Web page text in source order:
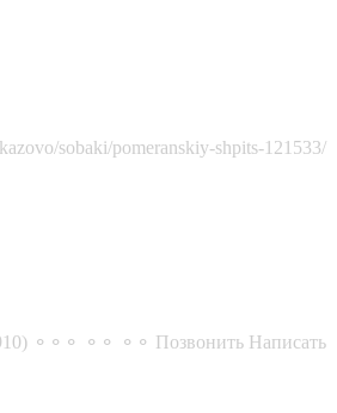
sobaki/pomeranskiy-shpits-121533/
⚬⚬⚬ ⚬⚬ ⚬⚬ Позвонить Написать